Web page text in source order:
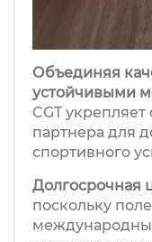
Долгосрочная
поскольку
Объединяя
устойчивыми
CGT
партнера для
спортивного